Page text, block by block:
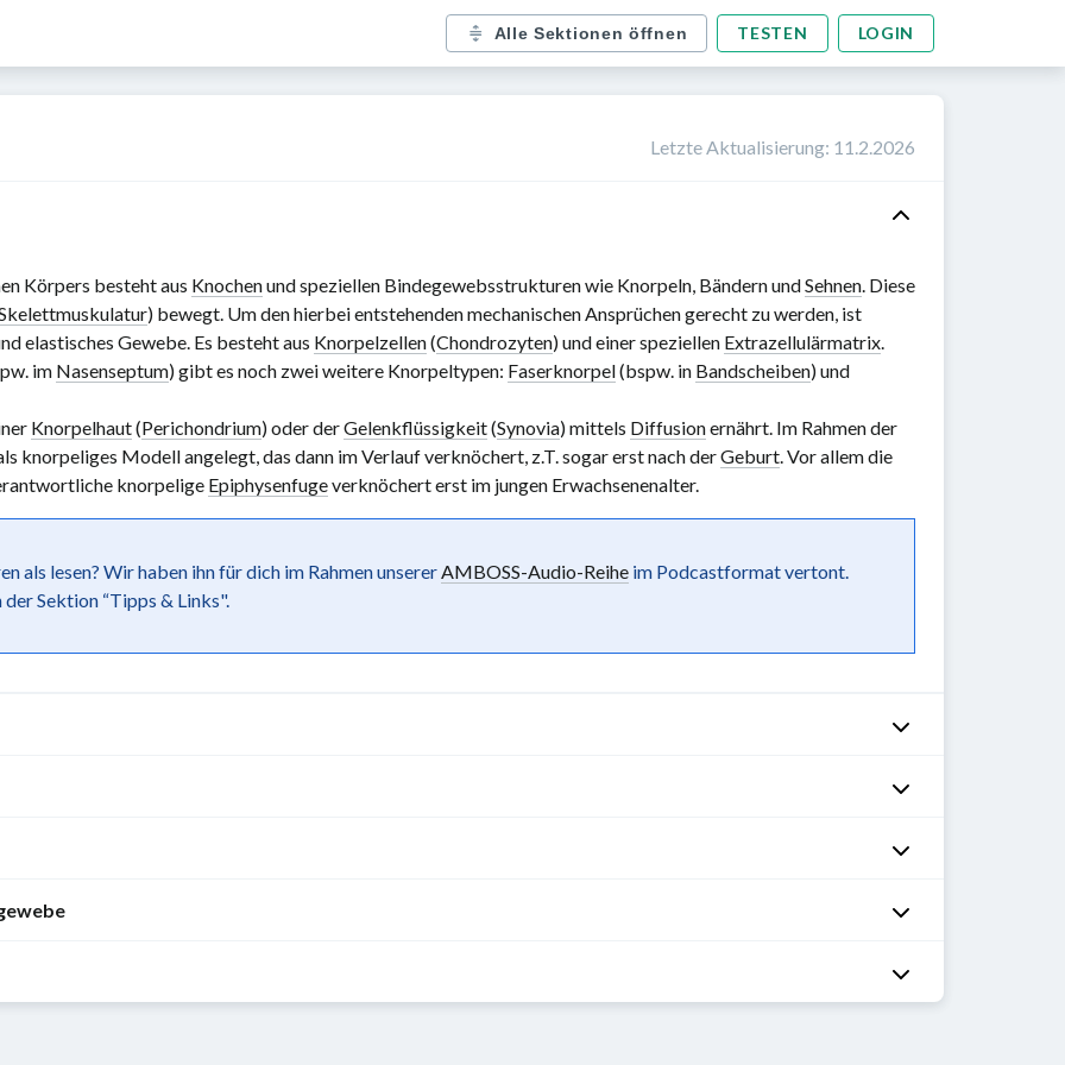
Alle Sektionen öffnen TESTEN LOGIN
Letzte Aktualisierung: 11.2.2026
Körpers besteht aus Knochenund speziellen Bindegewebsstrukturen wie Knorpeln, Bändern undSehnen. Diese
) bewegt. Um den hierbei entstehenden mechanischen Ansprüchen gerecht zu werden, ist
elastisches Gewebe. Es besteht aus Knorpelzellen(Chondrozyten) und einer speziellen Extrazellulärmatrix.
im Nasenseptum) gibt es noch zwei weitere Knorpeltypen: Faserknorpel(bspw. in Bandscheiben) und
Knorpelhaut(Perichondrium) oder derGelenkflüssigkeit(Synovia) mittels Diffusionernährt. Im Rahmen der
knorpeliges Modell angelegt, das dann im Verlauf verknöchert, z.T. sogar erst nach derGeburt. Vor allem die
knorpelige Epiphysenfugeverknöchert erst im jungen Erwachsenenalter.
als lesen? Wir haben ihn für dich im Rahmen unsererAMBOSS-Audio-Reihe im Podcastformat vertont.
Sektion “Tipps & Links".